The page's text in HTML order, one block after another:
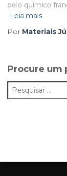
pelo químico
Leia mais
Por Materiais
Procure um